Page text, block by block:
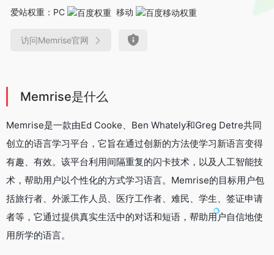
爱站权重： PC 移动
访问Memrise官网
Memrise是什么
Memrise是一款由Ed Cooke、Ben Whately和Greg Detre共同
创立的语言学习平台，它旨在通过创新的方法使学习新语言变得
有趣、有效。该平台利用间隔重复的闪卡技术，以及人工智能技
术，帮助用户以个性化的方式学习语言。Memrise的目标用户包
括旅行者、外派工作人员、医疗工作者、难民、学生、签证申请
者等，它通过提供真实生活中的对话和短语，帮助用户自信地使
用所学的语言。